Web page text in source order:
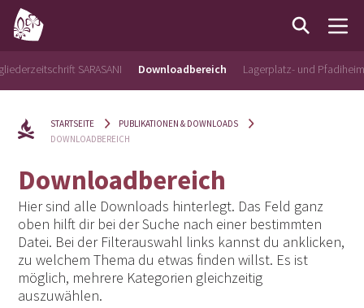
SARASANI Downloadbereich Lagerplatz- und
STARTSEITE
PUBLIKATIONEN & DOWNLOADS
DOWNLOADBEREICH
Downloadbereich
Hier sind alle Downloads hinterlegt. Das Feld ganz
oben hilft dir bei der Suche nach einer bestimmten
Datei. Bei der Filterauswahl links kannst du anklicken,
zu welchem Thema du etwas finden willst. Es ist
möglich, mehrere Kategorien gleichzeitig
auszuwählen.